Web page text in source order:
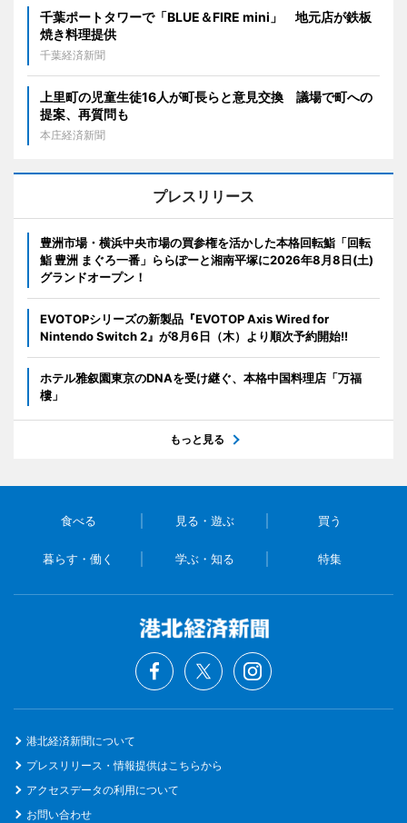
千葉ポートタワーで「BLUE＆FIRE mini」 地元店が鉄板
焼き料理提供
千葉経済新聞
上里町の児童生徒16人が町長らと意見交換 議場で町への
提案、再質問も
本庄経済新聞
プレスリリース
豊洲市場・横浜中央市場の買参権を活かした本格回転鮨「回転
鮨 豊洲 まぐろ一番」ららぽーと湘南平塚に2026年8月8日(土)
グランドオープン！
EVOTOPシリーズの新製品『EVOTOP Axis Wired for
Nintendo Switch 2』が8月6日（木）より順次予約開始!!
ホテル雅叙園東京のDNAを受け継ぐ、本格中国料理店「万福
樓」
もっと見る
食べる 見る・遊ぶ 買う
暮らす・働く 学ぶ・知る 特集
港北経済新聞について
プレスリリース・情報提供はこちらから
アクセスデータの利用について
お問い合わせ